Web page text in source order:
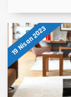
19 Nisan 2023